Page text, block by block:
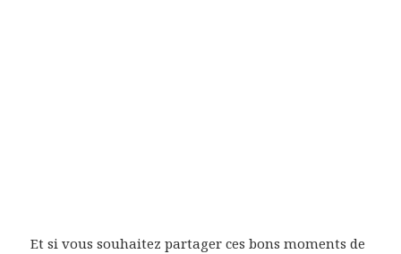
Et si vous souhaitez partager ces bons moments de